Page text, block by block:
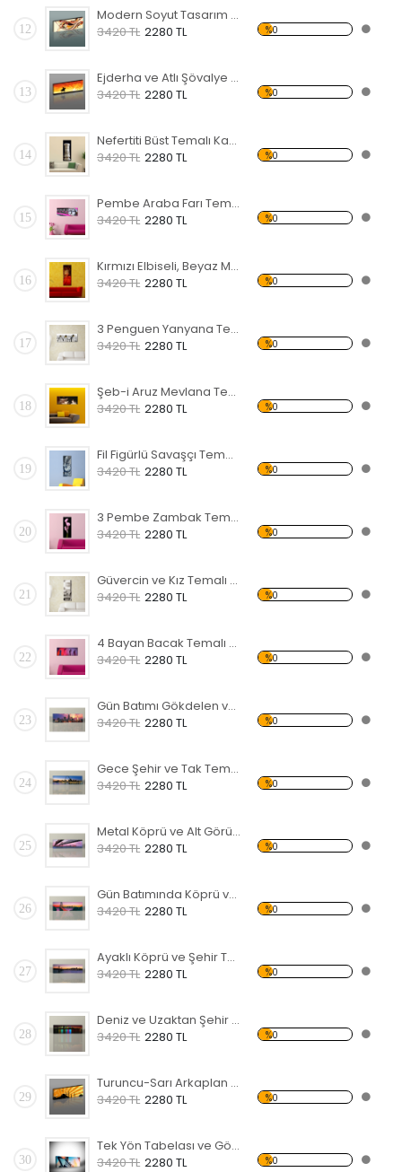
12
Modern Soyut Tasarım 22 Kanvas Tablo
3420 TL 2280 TL %0
13
Ejderha ve Atlı Şövalye Temalı Kanvas Tablo
3420 TL 2280 TL %0
14
Nefertiti Büst Temalı Kanvas Tablo
3420 TL 2280 TL %0
15
Pembe Araba Farı Temalı Kanvas Tablo
3420 TL 2280 TL %0
16
Kırmızı Elbiseli, Beyaz Maskeli Kadın Temalı Kanvas Tablo
3420 TL 2280 TL %0
17
3 Penguen Yanyana Temalı Kanvas Tablo
3420 TL 2280 TL %0
18
Şeb-i Aruz Mevlana Temalı Kanvas Tablo
3420 TL 2280 TL %0
19
Fil Figürlü Savaşçı Temalı Kanvas Tablo
3420 TL 2280 TL %0
20
3 Pembe Zambak Temalı Kanvas Tablo
3420 TL 2280 TL %0
21
Güvercin ve Kız Temalı Kanvas Tablo
3420 TL 2280 TL %0
22
4 Bayan Bacak Temalı Kanvas Tablo
3420 TL 2280 TL %0
23
Gün Batımı Gökdelen ve Şehir Temalı Kanvas Tablo
3420 TL 2280 TL %0
24
Gece Şehir ve Tak Temalı Kanvas Tablo
3420 TL 2280 TL %0
25
Metal Köprü ve Alt Görünüm Temalı Kanvas Tablo
3420 TL 2280 TL %0
26
Gün Batımında Köprü ve Şehir Temalı Kanvas Tablo
3420 TL 2280 TL %0
27
Ayaklı Köprü ve Şehir Temalı Kanvas Tablo
3420 TL 2280 TL %0
28
Deniz ve Uzaktan Şehir Temalı Kanvas Tablo
3420 TL 2280 TL %0
29
Turuncu-Sarı Arkaplan ve Cami Temalı Kanvas Tablo
3420 TL 2280 TL %0
30
Tek Yön Tabelası ve Gökdelen Temalı Kanvas Tablo
3420 TL 2280 TL %0